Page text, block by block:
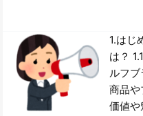
1.はじ
は？
ルフ
商品
価値